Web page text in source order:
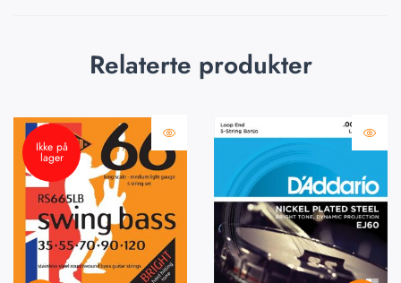
Relaterte produkter
Ikke på
lager